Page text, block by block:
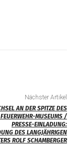
Nächster Artikel
AN DER SPITZE DES
MUSEUMS /
PRESSE-EINLADUNG:
DES LANGJÄHRIGEN
ROLF SCHAMBERGER